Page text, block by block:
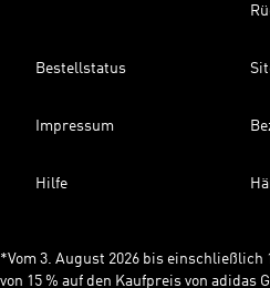
Bestellstatus
Impressum
Hilfe
*Vom 3. August 2026 bis einschließlich
von 15 % auf den Kaufpreis von adidas